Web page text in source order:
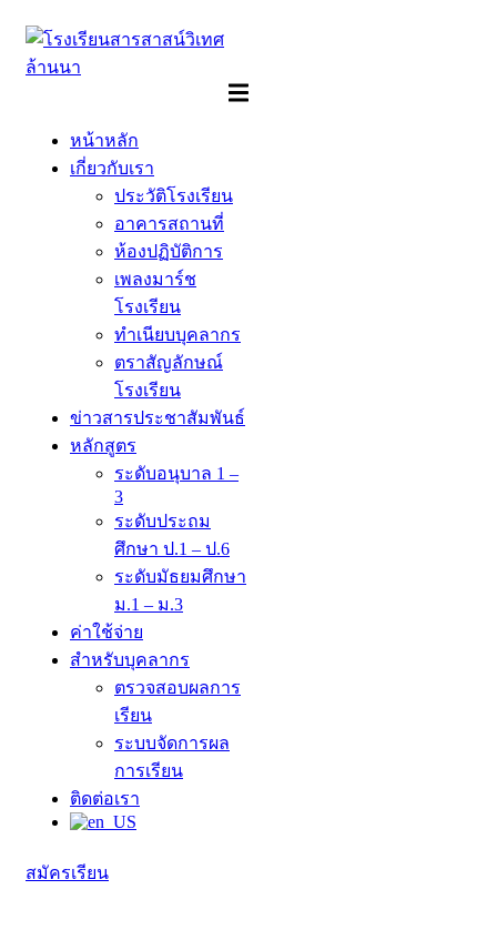
content
หน้าหลัก
เกี่ยวกับเรา
ประวัติโรงเรียน
อาคารสถานที่
ห้องปฏิบัติการ
เพลงมาร์ช
โรงเรียน
ทำเนียบบุคลากร
ตราสัญลักษณ์
โรงเรียน
ข่าวสารประชาสัมพันธ์
หลักสูตร
ระดับอนุบาล 1 –
3
ระดับประถม
ศึกษา ป.1 – ป.6
ระดับมัธยมศึกษา
ม.1 – ม.3
ค่าใช้จ่าย
สำหรับบุคลากร
ตรวจสอบผลการ
เรียน
ระบบจัดการผล
การเรียน
ติดต่อเรา
สมัครเรียน